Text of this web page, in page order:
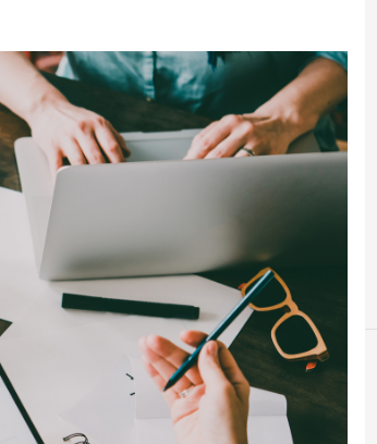
Call per startup C call startup